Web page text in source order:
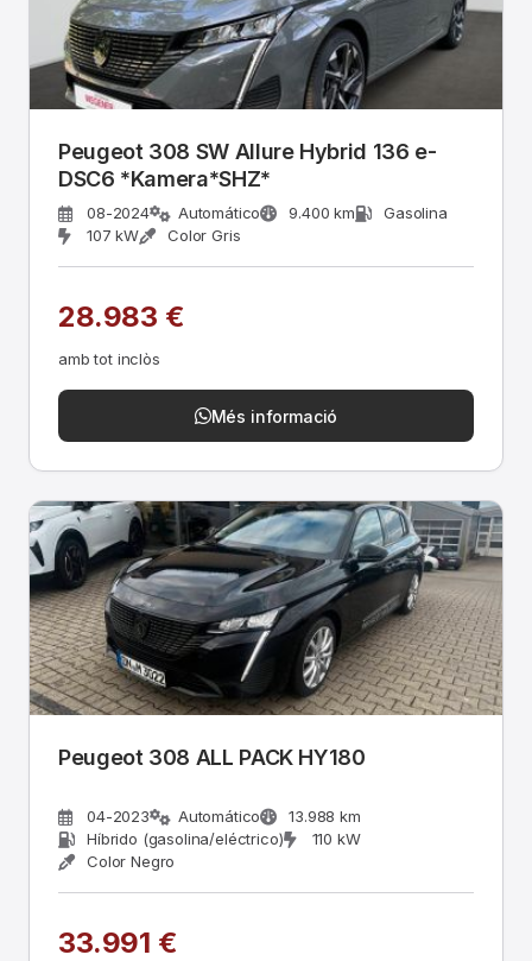
Peugeot 308 SW Allure Hybrid 136 e-
DSC6 *Kamera*SHZ*
08-2024 Automático 9.400 km
Gasolina
107 kW
Color Gris
28.983 €
amb tot inclòs
Més informació
Peugeot 308 ALL PACK HY180
04-2023 Automático
13.988 km
Híbrido (gasolina/eléctrico)
110 kW
Color Negro
33.991 €